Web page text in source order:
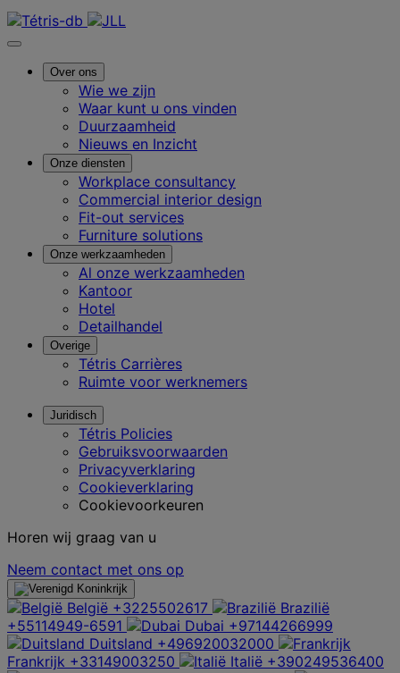
Over ons
Wie we zijn
Waar kunt u ons vinden
Duurzaamheid
Nieuws en Inzicht
Onze diensten
Workplace consultancy
Commercial interior design
Fit-out services
Furniture solutions
Onze werkzaamheden
Al onze werkzaamheden
Kantoor
Hotel
Detailhandel
Overige
Tétris Carrières
Ruimte voor werknemers
Juridisch
Tétris Policies
Gebruiksvoorwaarden
Privacyverklaring
Cookieverklaring
Cookievoorkeuren
Horen wij graag van u
Neem contact met ons op
België +3225502617
Brazilië
+55114949-6591
Dubai +97144266999
Duitsland +496920032000
Frankrijk +33149003250 Italië +390249536400